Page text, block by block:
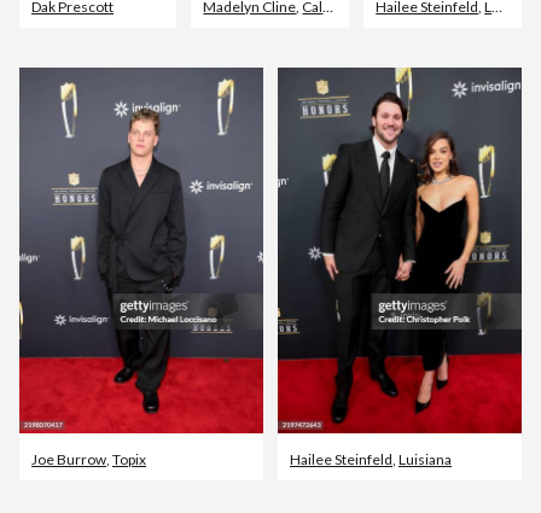
Dak Prescott Madelyn Cline California Hailee Steinfeld ,Luisiana
Joe Burrow Topix Hailee Steinfeld Luisiana